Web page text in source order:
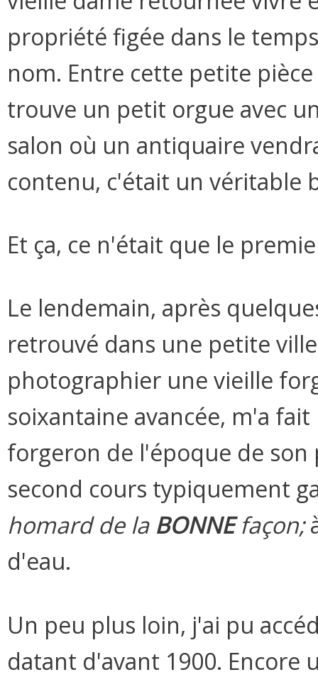
propriété figée dans le
nom. Entre cette petite
trouve un petit orgue avec
salon où un antiquaire
contenu, c'était un véritable
Et ça, ce n'était que le
Le lendemain, après
retrouvé dans une petite
photographier une vieille
soixantaine avancée, m'a
forgeron de l'époque de son
second cours typiquement
homard de la BONNEfaçon;
d'eau.
Un peu plus loin, j'ai pu
datant d'avant 1900. Encore